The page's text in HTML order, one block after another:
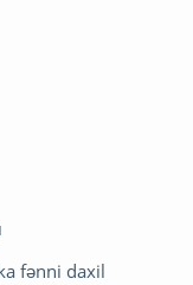
fənni daxil